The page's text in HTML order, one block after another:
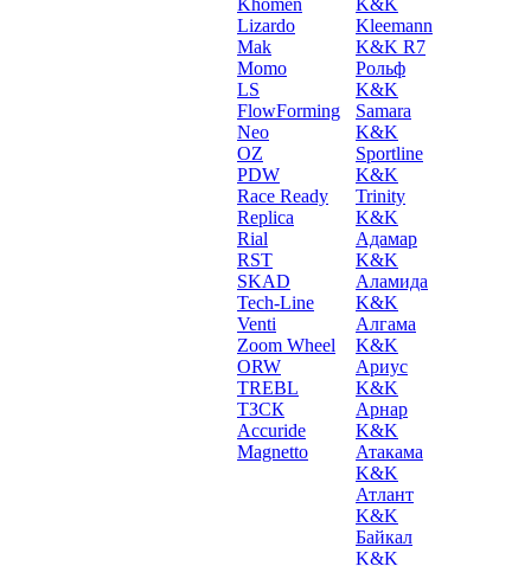
Khomen
Lizardo
Mak
Momo
LS
FlowForming
Neo
OZ
PDW
Race Ready
Replica
Rial
RST
SKAD
Tech-Line
Venti
Zoom Wheel
ORW
TREBL
ТЗСК
Accuride
Magnetto
K&K
Kleemann
K&K R7
Рольф
K&K
Samara
K&K
Sportline
K&K
Trinity
K&K
Адамар
K&K
Аламида
K&K
Алгама
K&K
Ариус
K&K
Арнар
K&K
Атакама
K&K
Атлант
K&K
Байкал
K&K